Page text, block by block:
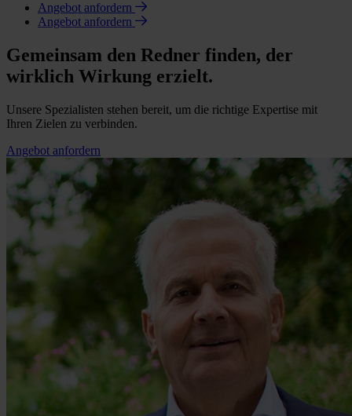
Angebot anfordern
Angebot anfordern
Gemeinsam den Redner finden, der
wirklich Wirkung erzielt.
Unsere Spezialisten stehen bereit, um die richtige Expertise mit
Ihren Zielen zu verbinden.
Angebot anfordern